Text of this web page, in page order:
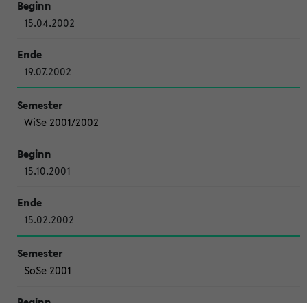
15.04.2002
19.07.2002
WiSe 2001/2002
15.10.2001
15.02.2002
SoSe 2001